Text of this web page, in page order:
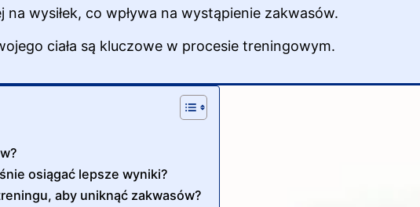
na wysiłek, co wpływa na wystąpienie zakwasów.
ciała są kluczowe w procesie treningowym.
osiągać lepsze wyniki?
aby uniknąć zakwasów?